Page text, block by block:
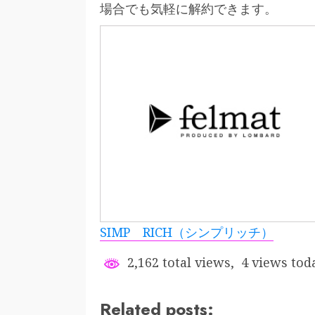
場合でも気軽に解約できます。
SIMP RICH（シンプリッチ）
2,162 total views, 4 views
Related posts: